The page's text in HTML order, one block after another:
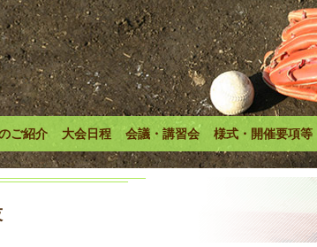
ご紹介 大会日程 会議・講習会 様式・開催要項等